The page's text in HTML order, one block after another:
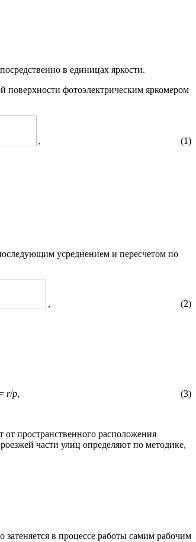
в единицах яркости.
поверхности фотоэлектрическим яркомером
, (1)
усреднением и пересчетом по
, (2)
r/p, (3)
пространственного расположения
части улиц определяют по методике,
затеняется в процессе работы самим рабочим